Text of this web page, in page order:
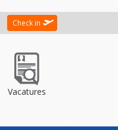
Check in
Vacatures